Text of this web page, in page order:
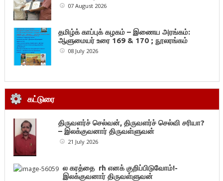
07 August 2026
தமிழ்க் காப்புக் கழகம் – இணைய அரங்கம்:
ஆளுமையர் உரை 169 & 170 ; நூலரங்கம்
08 July 2026
கட்டுரை
திருவளர்ச் செல்வன், திருவளர்ச் செல்வி சரியா?
– இலக்குவனார் திருவள்ளுவன்
21 July 2026
ல கரத்தை rh எனக் குறிப்பிடுவோம்!-
இலக்குவனார் திருவள்ளுவன்